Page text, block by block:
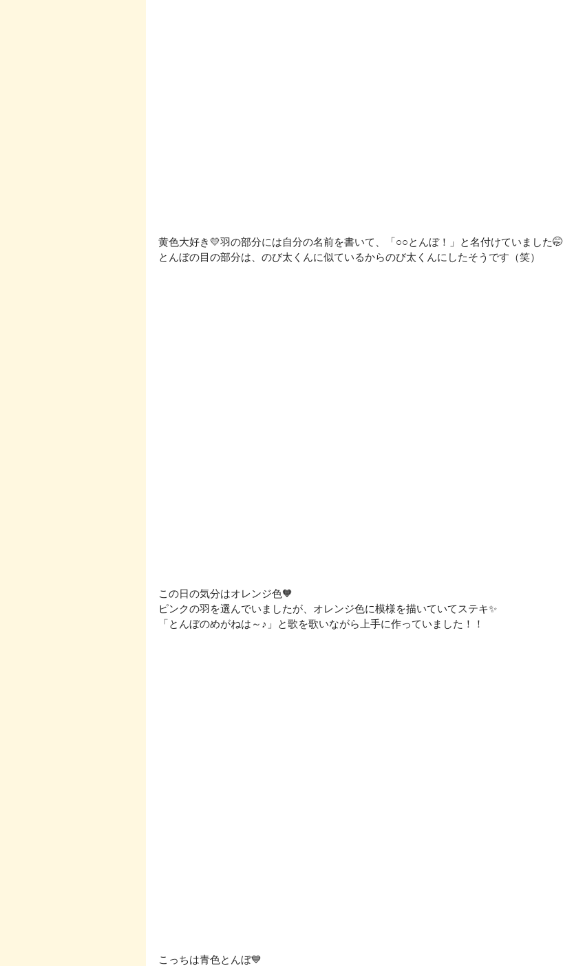
黄色大好き💛羽の部分には自分の名前を書いて、「○○とんぼ！」と名付けていました🤭
とんぼの目の部分は、のび太くんに似ているからのび太くんにしたそうです（笑）
この日の気分はオレンジ色🧡
ピンクの羽を選んでいましたが、オレンジ色に模様を描いていてステキ✨
「とんぼのめがねは～♪」と歌を歌いながら上手に作っていました！！
こっちは青色とんぼ💙